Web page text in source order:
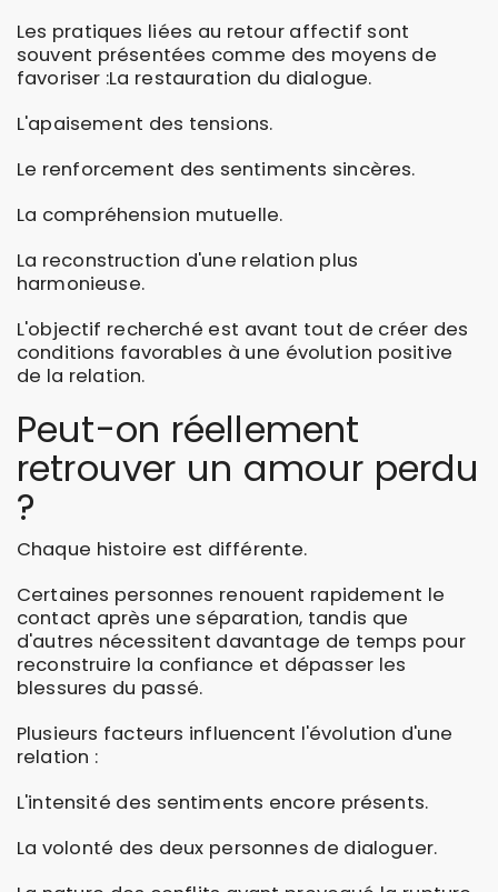
Les pratiques liées au retour affectif sont
souvent présentées comme des moyens de
favoriser :La restauration du dialogue.
L'apaisement des tensions.
Le renforcement des sentiments sincères.
La compréhension mutuelle.
La reconstruction d'une relation plus
harmonieuse.
L'objectif recherché est avant tout de créer des
conditions favorables à une évolution positive
de la relation.
Peut-on réellement
retrouver un amour perdu
?
Chaque histoire est différente.
Certaines personnes renouent rapidement le
contact après une séparation, tandis que
d'autres nécessitent davantage de temps pour
reconstruire la confiance et dépasser les
blessures du passé.
Plusieurs facteurs influencent l'évolution d'une
relation :
L'intensité des sentiments encore présents.
La volonté des deux personnes de dialoguer.